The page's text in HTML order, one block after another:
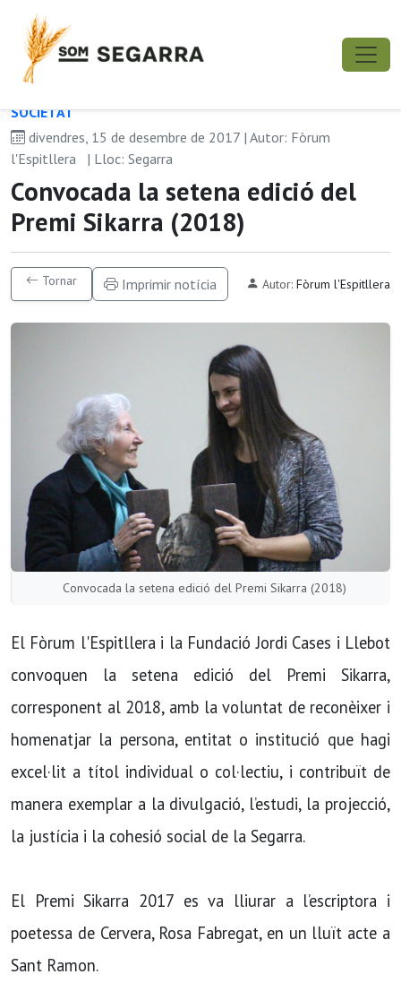
SOCIETAT
divendres, 15 de desembre de 2017 | Autor: Fòrum
l'Espitllera
| Lloc: Segarra
Convocada la setena edició del
Premi Sikarra (2018)
Tornar Imprimir notícia Autor: Fòrum l'Espitllera
Convocada la setena edició del Premi Sikarra (2018)
El Fòrum l'Espitllera i la Fundació Jordi Cases i Llebot
convoquen la setena edició del Premi Sikarra,
corresponent al 2018, amb la voluntat de reconèixer i
homenatjar la persona, entitat o institució que hagi
excel·lit a títol individual o col·lectiu, i contribuït de
manera exemplar a la divulgació, l’estudi, la projecció,
la justícia i la cohesió social de la Segarra.
El Premi Sikarra 2017 es va lliurar a l’escriptora i
poetessa de Cervera, Rosa Fabregat, en un lluït acte a
Sant Ramon.